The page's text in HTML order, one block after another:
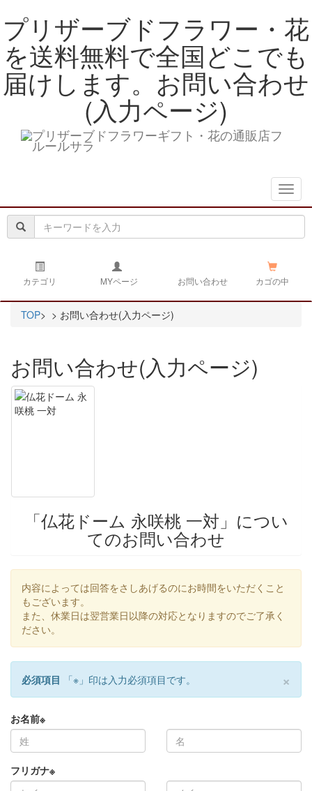
プリザーブドフラワー・花
を送料無料で全国どこでも
届けします。お問い合わせ
(入力ページ)
カテゴリ MYページ お問い合わせ カゴの中
TOP> > お問い合わせ(入力ページ)
お問い合わせ(入力ページ)
「仏花ドーム 永咲桃 一対」につい
てのお問い合わせ
内容によっては回答をさしあげるのにお時間をいただくこと
もございます。
また、休業日は翌営業日以降の対応となりますのでご了承く
ださい。
×
必須項目 「※ 」印は入力必須項目です。
お名前※
フリガナ※